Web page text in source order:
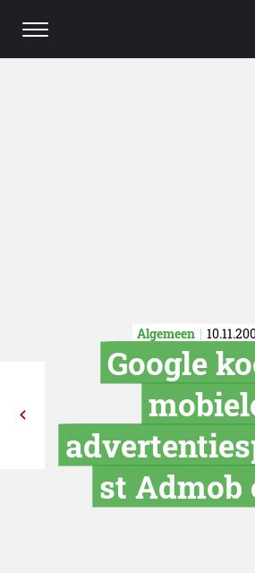
Algemeen